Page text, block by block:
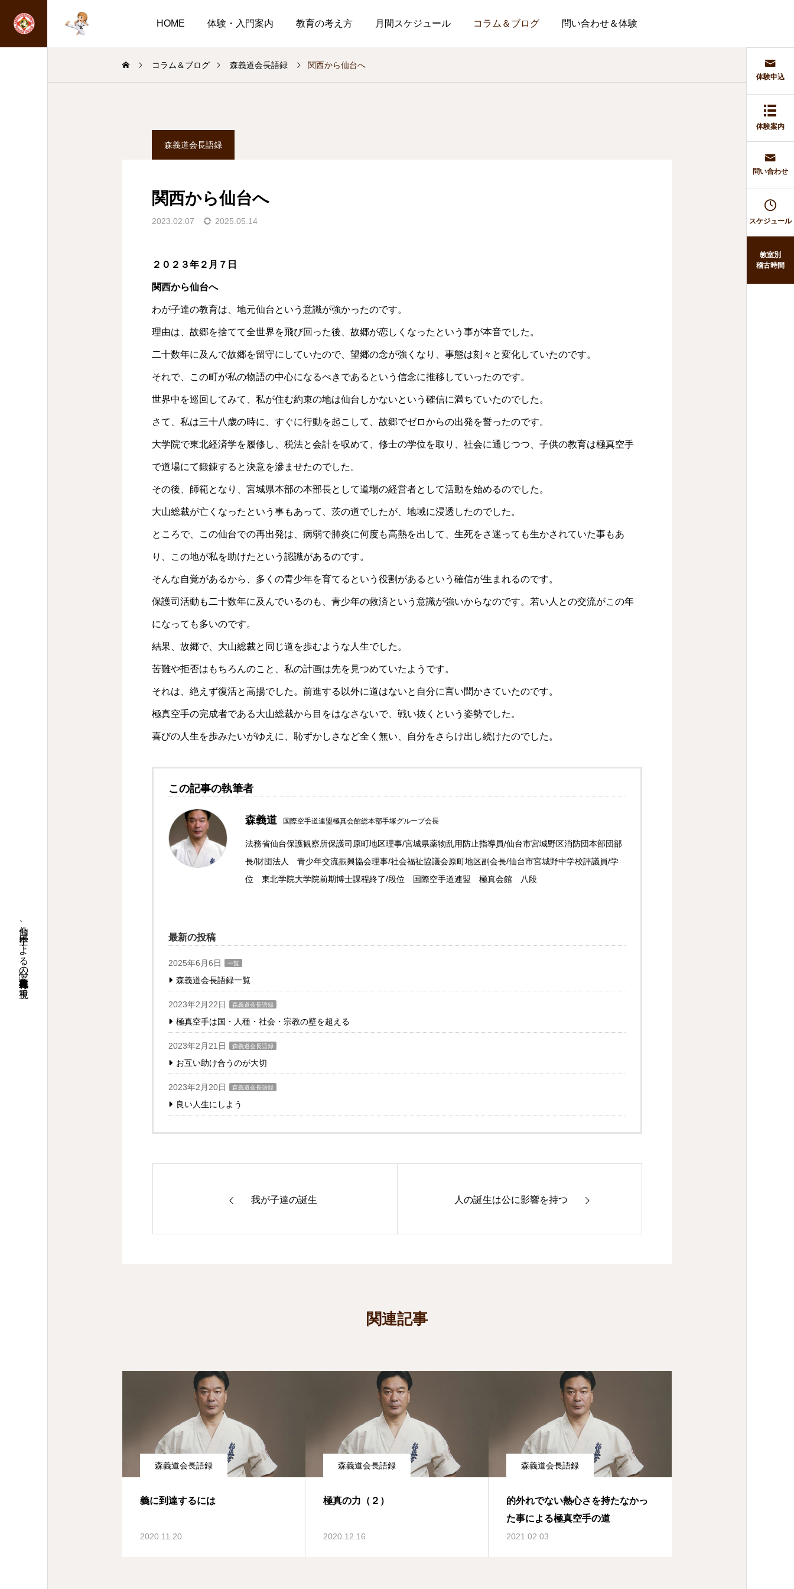
HOME 体験・入門案内 教育の考え方 月間スケジュール コラム＆ブログ 問い合わせ＆体験
仙台、空手による心の教育「礼節・人格」育成を重視。
体験申込
体験案内
問い合わせ
スケジュール
教室別
稽古時間
コラム＆ブログ 森義道会長語録 関西から仙台へ
森義道会長語録
関西から仙台へ
2023.02.07 2025.05.14
２０２３年２月７日
関西から仙台へ
わが子達の教育は、地元仙台という意識が強かったのです。
理由は、故郷を捨てて全世界を飛び回った後、故郷が恋しくなったという事が本音でした。
二十数年に及んで故郷を留守にしていたので、望郷の念が強くなり、事態は刻々と変化していたのです。
それで、この町が私の物語の中心になるべきであるという信念に推移していったのです。
世界中を巡回してみて、私が住む約束の地は仙台しかないという確信に満ちていたのでした。
さて、私は三十八歳の時に、すぐに行動を起こして、故郷でゼロからの出発を誓ったのです。
大学院で東北経済学を履修し、税法と会計を収めて、修士の学位を取り、社会に通じつつ、子供の教育は極真空手
で道場にて鍛錬すると決意を滲ませたのでした。
その後、師範となり、宮城県本部の本部長として道場の経営者として活動を始めるのでした。
大山総裁が亡くなったという事もあって、茨の道でしたが、地域に浸透したのでした。
ところで、この仙台での再出発は、病弱で肺炎に何度も高熱を出して、生死をさ迷っても生かされていた事もあ
り、この地が私を助けたという認識があるのです。
そんな自覚があるから、多くの青少年を育てるという役割があるという確信が生まれるのです。
保護司活動も二十数年に及んでいるのも、青少年の救済という意識が強いからなのです。若い人との交流がこの年
になっても多いのです。
結果、故郷で、大山総裁と同じ道を歩むような人生でした。
苦難や拒否はもちろんのこと、私の計画は先を見つめていたようです。
それは、絶えず復活と高揚でした。前進する以外に道はないと自分に言い聞かさていたのです。
極真空手の完成者である大山総裁から目をはなさないで、戦い抜くという姿勢でした。
喜びの人生を歩みたいがゆえに、恥ずかしさなど全く無い、自分をさらけ出し続けたのでした。
この記事の執筆者
森義道 国際空手道連盟極真会館総本部手塚グループ会長
法務省仙台保護観察所保護司原町地区理事/宮城県薬物乱用防止指導員/仙台市宮城野区消防団本部団部
長/財団法人 青少年交流振興協会理事/社会福祉協議会原町地区副会長/仙台市宮城野中学校評議員/学
位 東北学院大学院前期博士課程終了/段位 国際空手道連盟 極真会館 八段
最新の投稿
2025年6月6日 一覧
森義道会長語録一覧
2023年2月22日 森義道会長語録
極真空手は国・人種・社会・宗教の壁を超える
2023年2月21日 森義道会長語録
お互い助け合うのが大切
2023年2月20日 森義道会長語録
良い人生にしよう
我が子達の誕生 人の誕生は公に影響を持つ
関連記事
森義道会長語録
義に到達するには
2020.11.20
森義道会長語録
極真の力（２）
2020.12.16
森義道会長語録
的外れでない熱心さを持たなかっ
た事による極真空手の道
2021.02.03